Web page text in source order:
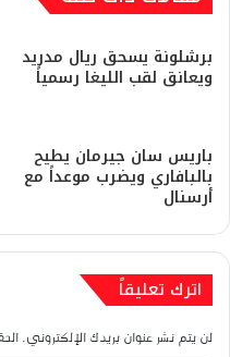
برشلونة يسحق ريال مدريد
ويعانق لقب الليغا رسمياً
باريس سان جيرمان يطيح
بالبافاري ويضرب موعداً مع
أرسنال
اترك تعليقاً
لن يتم نشر عنوان بريدك الإلكتروني.